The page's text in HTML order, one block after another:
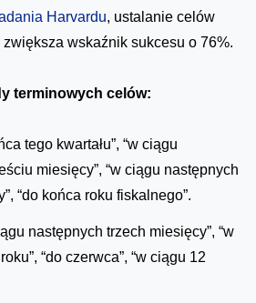
Harvardu, ustalanie celów
wskaźnik sukcesu o 76%.
terminowych celów:
tego kwartału”, “w ciągu
miesięcy”, “w ciągu następnych
“do końca roku fiskalnego”.
następnych trzech miesięcy”, “w
“do czerwca”, “w ciągu 12